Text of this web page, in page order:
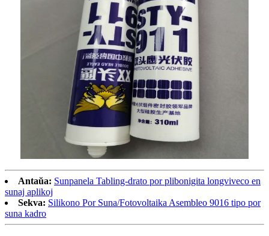
Antaŭa: Sunpanela Tabling-drato por plibonigita longviveco en
sunaj aplikoj
Sekva: Silikono Por Suna/Fotovoltaika Asembleo 9016 tipo por
suna kadro